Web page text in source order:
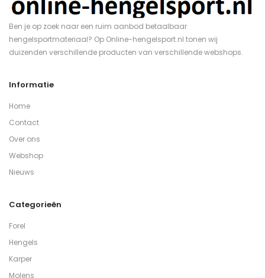
Ben je op zoek naar een ruim aanbod betaalbaar
hengelsportmateriaal? Op Online-hengelsport.nl tonen wij
duizenden verschillende producten van verschillende webshops.
Informatie
Home
Contact
Over ons
Webshop
Nieuws
Categorieën
Forel
Hengels
Karper
Molens